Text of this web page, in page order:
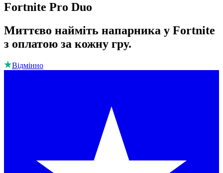
Fortnite Pro Duo
Миттєво найміть напарника у Fortnite
з оплатою за кожну гру.
Відмінно